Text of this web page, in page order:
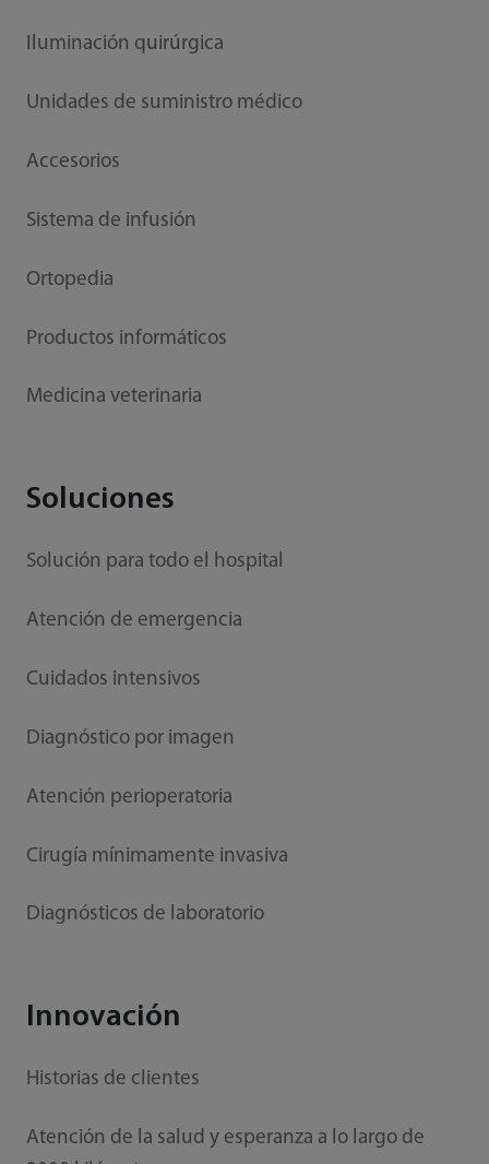
Iluminación quirúrgica
Unidades de suministro médico
Accesorios
Sistema de infusión
Ortopedia
Productos informáticos
Medicina veterinaria
Soluciones
Solución para todo el hospital
Atención de emergencia
Cuidados intensivos
Diagnóstico por imagen
Atención perioperatoria
Cirugía mínimamente invasiva
Diagnósticos de laboratorio
Innovación
Historias de clientes
Atención de la salud y esperanza a lo largo de